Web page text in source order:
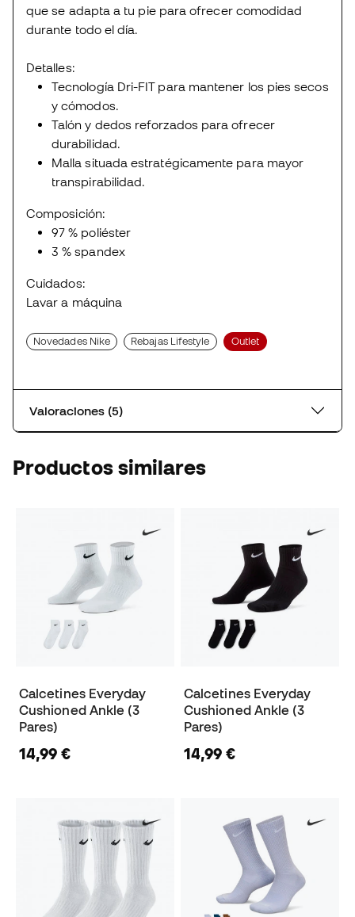
que se adapta a tu pie para ofrecer comodidad
durante todo el día.
Detalles:
Tecnología Dri-FIT para mantener los pies secos
y cómodos.
Talón y dedos reforzados para ofrecer
durabilidad.
Malla situada estratégicamente para mayor
transpirabilidad.
Composición:
97 % poliéster
3 % spandex
Cuidados:
Lavar a máquina
Novedades Nike Rebajas Lifestyle Outlet
Valoraciones (5)
Productos similares
Calcetines Everyday
Cushioned Ankle (3
Pares)
14,99 €
Calcetines Everyday
Cushioned Ankle (3
Pares)
14,99 €